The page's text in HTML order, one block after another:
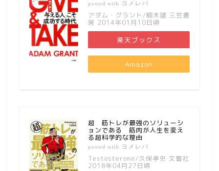
posted with ヨメレバ
アダム・グラント/楠木建 三笠書
房 2014年01月10日頃
楽天ブックス
Amazon
超 筋トレが最強のソリューシ
ョンである 筋肉が人生を変え
る超科学的な理由
posted with ヨメレバ
Testosterone/久保孝史 文響社
2018年04月27日頃